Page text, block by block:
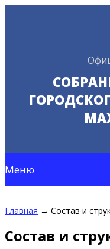
Меню
Главная → Состав и
Состав и